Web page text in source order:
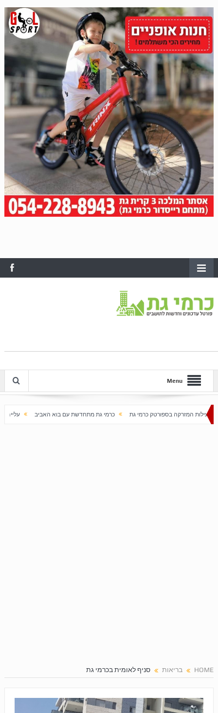
Menu
כרמי גת כרמי גת מתחדשת עם בוא האביב עלייה חדה במחירי הדירות בכרמי גת: מעל
HOME בריאות סניף לאומית בכרמי גת